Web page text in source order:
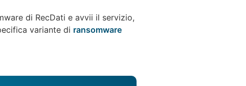
di RecDati e avvii il servizio,
variante di ransomware